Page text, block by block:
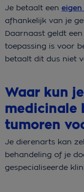
Je betaalt een
afhankelijk van je
Daarnaast geldt een
toepassing is voor
betaalt dit dus niet
Waar kun
medicinale
tumoren
Je dierenarts kan
behandeling of je
gespecialiseerde